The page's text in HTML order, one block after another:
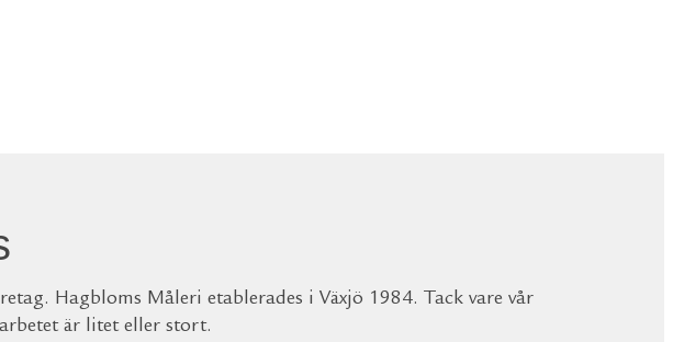
Hagbloms Måleri etablerades i Växjö 1984. Tack vare vår
är litet eller stort.